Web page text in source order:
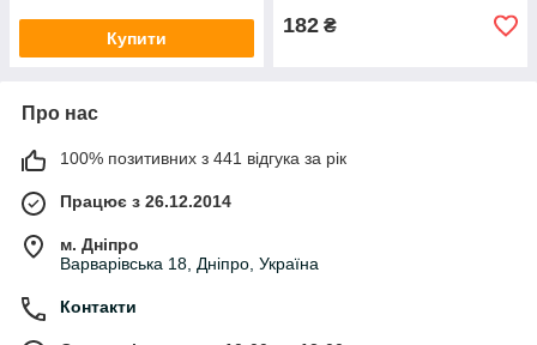
Купити
182 ₴
Про нас
100% позитивних з 441 відгука за рік
Працює з 26.12.2014
м. Дніпро
Варварівська 18, Дніпро, Україна
Контакти